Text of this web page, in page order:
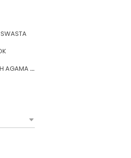
SWASTA